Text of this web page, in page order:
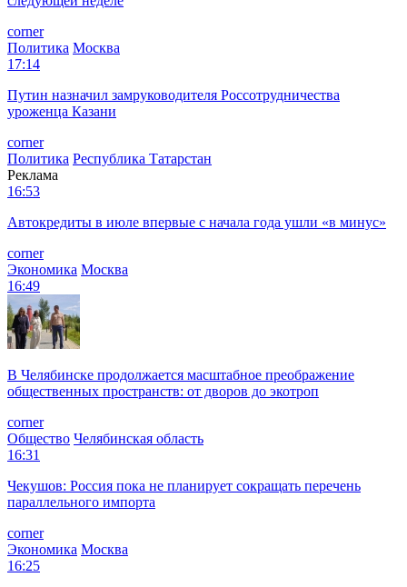
corner
Политика Москва
17:14
Путин назначил замруководителя Россотрудничества
уроженца Казани
corner
Политика Республика Татарстан
Реклама
16:53
Автокредиты в июле впервые с начала года ушли «в минус»
corner
Экономика Москва
16:49
В Челябинске продолжается масштабное преображение
общественных пространств: от дворов до экотроп
corner
Общество Челябинская область
16:31
Чекушов: Россия пока не планирует сокращать перечень
параллельного импорта
corner
Экономика Москва
16:25